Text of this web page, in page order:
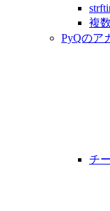
複
PyQのア
チ